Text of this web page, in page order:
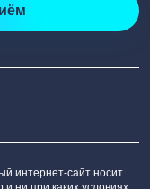
интернет-сайт носит